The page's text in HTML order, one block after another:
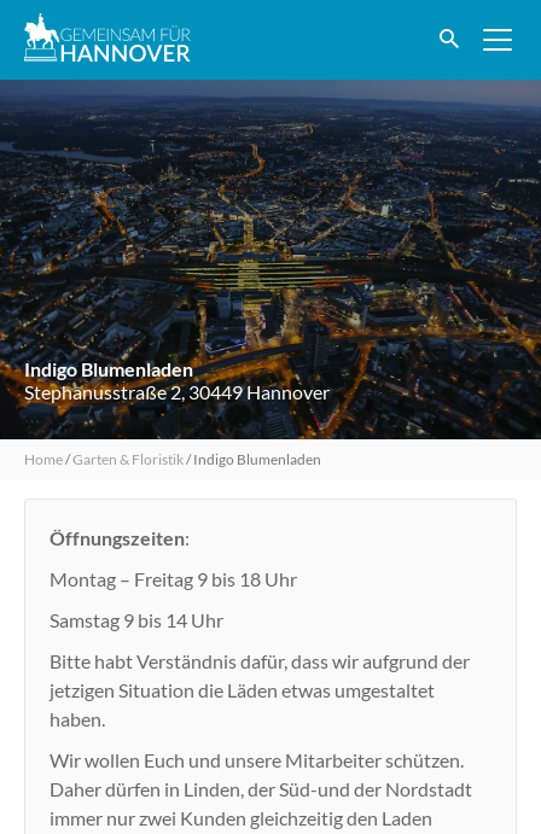
Indigo Blumenladen
Stephanusstraße 2, 30449 Hannover
Home/Garten & Floristik/Indigo Blumenladen
Öffnungszeiten:
Montag – Freitag 9 bis 18 Uhr
Samstag 9 bis 14 Uhr
Bitte habt Verständnis dafür, dass wir aufgrund der
jetzigen Situation die Läden etwas umgestaltet
haben.
Wir wollen Euch und unsere Mitarbeiter schützen.
Daher dürfen in Linden, der Süd-und der Nordstadt
immer nur zwei Kunden gleichzeitig den Laden